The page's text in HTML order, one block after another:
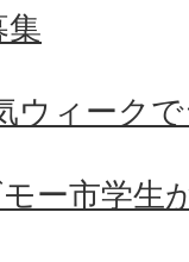
集
ウィーク
ー市学生